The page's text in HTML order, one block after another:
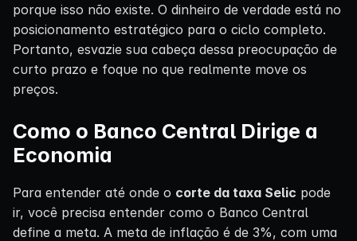
porque isso não existe. O dinheiro de verdade está no
posicionamento estratégico para o ciclo completo.
Portanto, esvazie sua cabeça dessa preocupação de
curto prazo e foque no que realmente move os
preços.
Como o Banco Central Dirige a
Economia
Para entender até onde o corte da taxa Selic pode
ir, você precisa entender como o Banco Central
define a meta. A meta de inflação é de 3%, com uma